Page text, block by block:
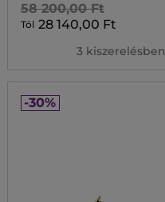
58 200,00 Ft
Tól 28 140,00 Ft
3 kiszerelésben
-30%